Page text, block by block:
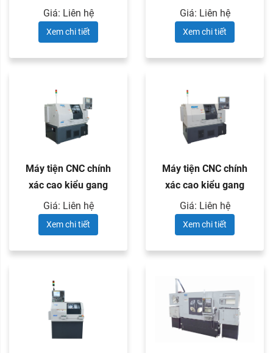
Kitamura hai ...
Giá: Liên hệ
Xem chi tiết
XKNC - ...
Giá: Liên hệ
Xem chi tiết
Máy tiện CNC chính
xác cao kiểu gang
XKNC - ...
Giá: Liên hệ
Xem chi tiết
Máy tiện CNC chính
xác cao kiểu gang
XKNC - ...
Giá: Liên hệ
Xem chi tiết